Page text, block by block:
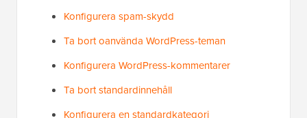
Konfigurera spam-skydd
Ta bort oanvända WordPress-teman
Konfigurera WordPress-kommentarer
Ta bort standardinnehåll
Konfigurera en standardkategori